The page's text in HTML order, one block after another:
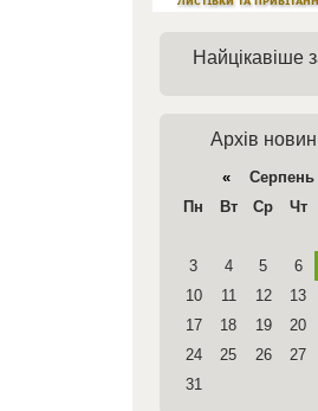
Найцікавіше
Архів
«
Пн
Вт Ср Чт
3
4 5 6
10
11 12 13
17
18 19 20
24
25 26 27
31